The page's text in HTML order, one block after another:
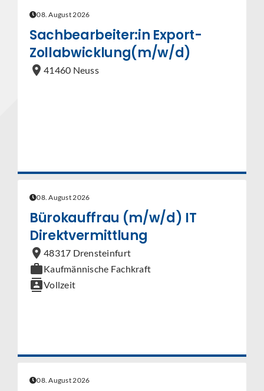
08. August 2026
Sachbearbeiter:in Export-
Zollabwicklung(m/w/d)
location_on 41460 Neuss
08. August 2026
Bürokauffrau (m/w/d) IT
Direktvermittlung
location_on 48317 Drensteinfurt
workKaufmännische Fachkraft
contactsVollzeit
08. August 2026